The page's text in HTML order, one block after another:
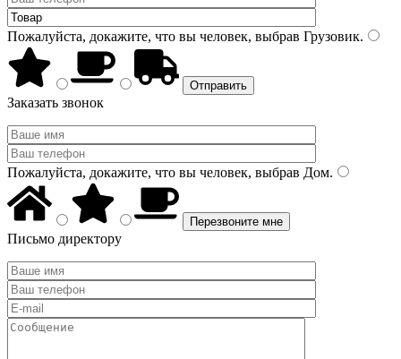
Пожалуйста, докажите, что вы человек, выбрав Грузовик.
Заказать звонок
Пожалуйста, докажите, что вы человек, выбрав Дом.
Письмо директору